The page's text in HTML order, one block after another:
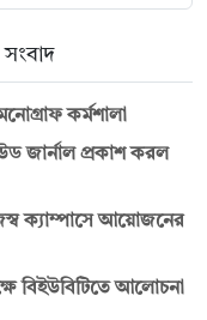
কর্মশালা
জার্নাল প্রকাশ করল
ক্যাম্পাসে আয়োজনের
বিইউবিটিতে আলোচনা